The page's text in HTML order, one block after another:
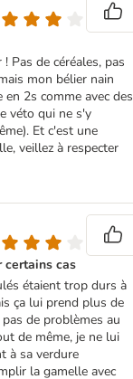
Pas de céréales, pas
mon bélier nain
2s comme avec des
véto qui ne s'y
Et c'est une
veillez à respecter
certains cas
étaient trop durs à
ça lui prend plus de
de problèmes au
de même, je ne lui
à sa verdure
la gamelle avec